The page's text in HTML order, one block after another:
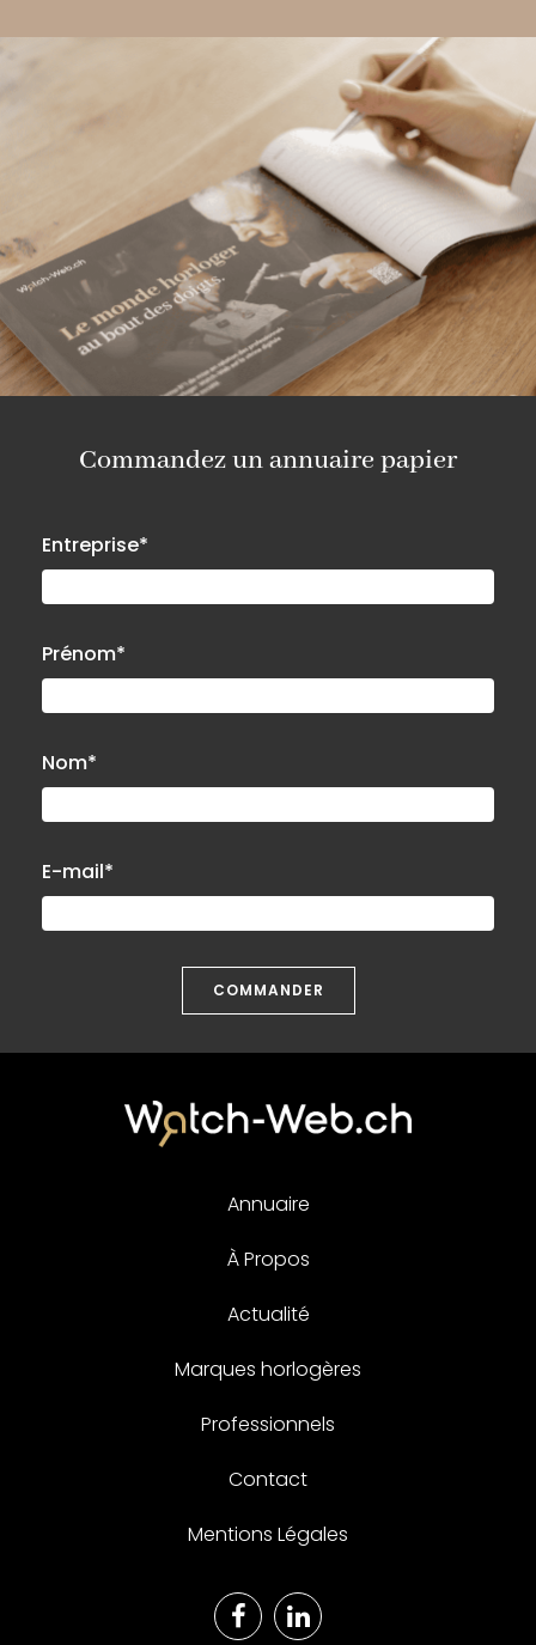
Commandez un annuaire papier
Entreprise*
Prénom*
Nom*
E-mail*
COMMANDER
Annuaire
À Propos
Actualité
Marques horlogères
Professionnels
Contact
Mentions Légales